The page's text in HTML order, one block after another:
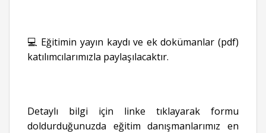
💻 Eğitimin yayın kaydı ve ek dokümanlar (pdf)
katılımcılarımızla paylaşılacaktır.
Detaylı bilgi için linke tıklayarak formu
doldurduğunuzda eğitim danışmanlarımız en